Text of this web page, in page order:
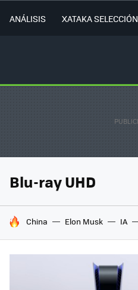
ANÁLISIS XATAKA SELECCIÓN
Blu-ray UHD
HOY SE HABLA DE
China Elon Musk IA